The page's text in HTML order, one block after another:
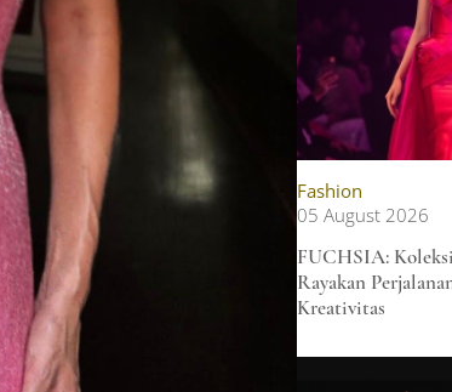
Fashion
05 August 2026
FUCHSIA:
Rayakan
Kreativitas